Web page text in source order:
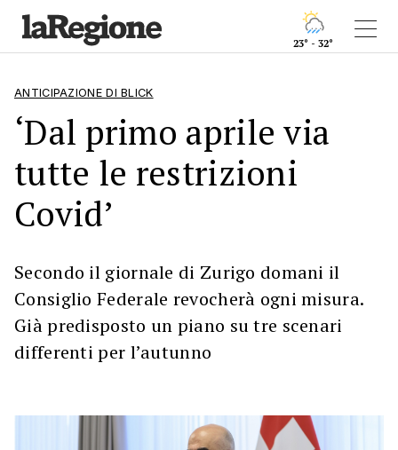
23° - 32°
ANTICIPAZIONE DI BLICK
‘Dal primo aprile via
tutte le restrizioni
Covid’
Secondo il giornale di Zurigo domani il
Consiglio Federale revocherà ogni misura.
Già predisposto un piano su tre scenari
differenti per l’autunno